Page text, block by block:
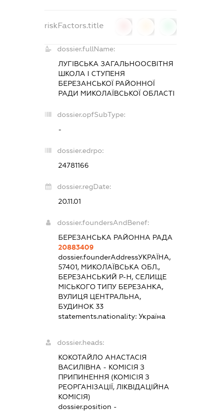
riskFactors.title
dossier.fullName:
ЛУГІВСЬКА ЗАГАЛЬНООСВІТНЯ
ШКОЛА І СТУПЕНЯ
БЕРЕЗАНСЬКОЇ РАЙОННОЇ
РАДИ МИКОЛАЇВСЬКОЇ ОБЛАСТІ
dossier.opfSubType:
-
dossier.edrpo:
24781166
dossier.regDate:
20.11.01
dossier.foundersAndBenef:
БЕРЕЗАНСЬКА РАЙОННА РАДА
20883409
dossier.founderAddressУКРАЇНА,
57401, МИКОЛАЇВСЬКА ОБЛ.,
БЕРЕЗАНСЬКИЙ Р-Н, СЕЛИЩЕ
МІСЬКОГО ТИПУ БЕРЕЗАНКА,
ВУЛИЦЯ ЦЕНТРАЛЬНА,
БУДИНОК 33
statements.nationality: Україна
dossier.heads:
КОКОТАЙЛО АНАСТАСІЯ
ВАСИЛІВНА - КОМІСІЯ З
ПРИПИНЕННЯ (КОМІСІЯ З
РЕОРГАНІЗАЦІЇ, ЛІКВІДАЦІЙНА
КОМІСІЯ)
dossier.position -